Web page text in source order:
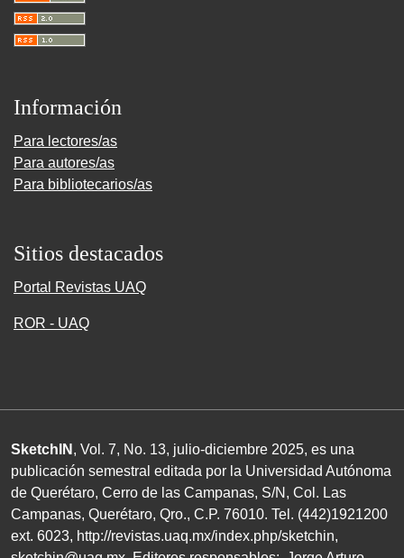
Información
Para lectores/as
Para autores/as
Para bibliotecarios/as
Sitios destacados
Portal Revistas UAQ
ROR - UAQ
SketchIN , Vol. 7, No. 13, julio-diciembre 2025, es una
publicación semestral editada por la Universidad Autónoma
de Querétaro, Cerro de las Campanas, S/N , Col. Las
Campanas, Querétaro, Qro., C.P. 76010. Tel. (442)1921200
ext. 6023, http://revistas.uaq.mx/index.php/sketchin,